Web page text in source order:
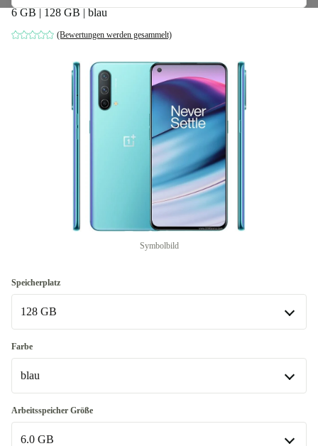
6 GB | 128 GB | blau
(Bewertungen werden gesammelt)
Symbolbild
Speicherplatz
128 GB
128 GB
In anderen Kombinationen verfügbar
256 GB | 12.0 GB
Farbe
blau
blau
In anderen Kombinationen verfügbar
Arbeitsspeicher Größe
6.0 GB